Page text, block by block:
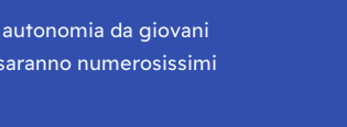
da giovani
numerosissimi